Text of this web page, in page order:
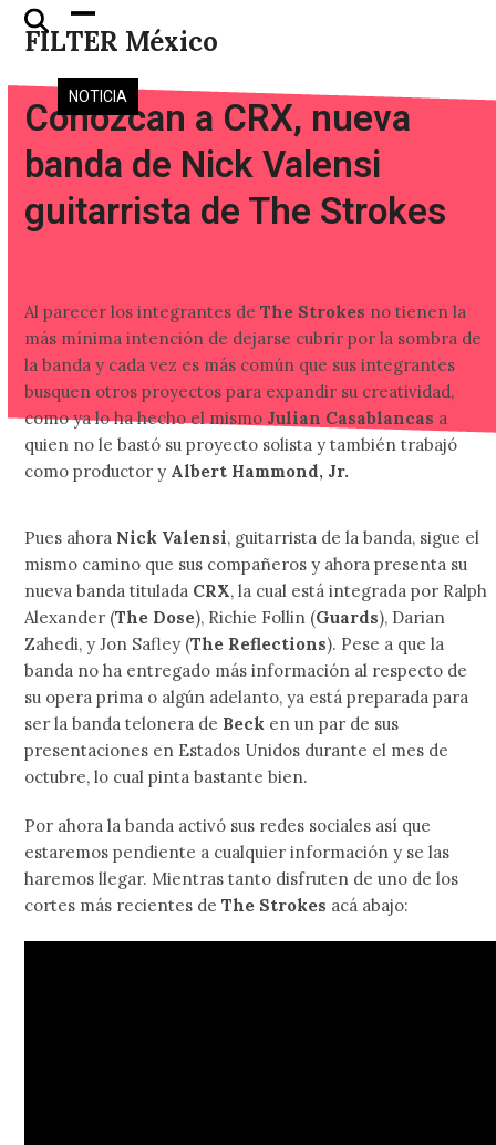
Skip
FILTER México
Open
mobile
menu
Close
mobile
menu
NOTICIA
Conozcan a CRX, nueva
banda de Nick Valensi
guitarrista de The Strokes
Al parecer los integrantes deThe Strokes no tienen la
más mínima intención de dejarse cubrir por la sombra de
la banda y cada vez es más común que sus integrantes
busquen otros proyectos para expandir su creatividad,
como ya lo ha hecho el mismo Julian Casablancas a
quien no le bastó su proyecto solista y también trabajó
como productor y Albert Hammond, Jr.
Pues ahora Nick Valensi, guitarrista de la banda, sigue el
mismo camino que sus compañeros y ahora presenta su
nueva banda titulada CRX, la cual está integrada por Ralph
Alexander (The Dose), Richie Follin (Guards), Darian
Zahedi, y Jon Safley (The Reflections). Pese a que la
banda no ha entregado más información al respecto de
su opera prima o algún adelanto, ya está preparada para
ser la banda telonera de Beck en un par de sus
presentaciones en Estados Unidos durante el mes de
octubre, lo cual pinta bastante bien.
Por ahora la banda activó sus redes sociales así que
estaremos pendiente a cualquier información y se las
haremos llegar. Mientras tanto disfruten de uno de los
cortes más recientes de The Strokes acá abajo: